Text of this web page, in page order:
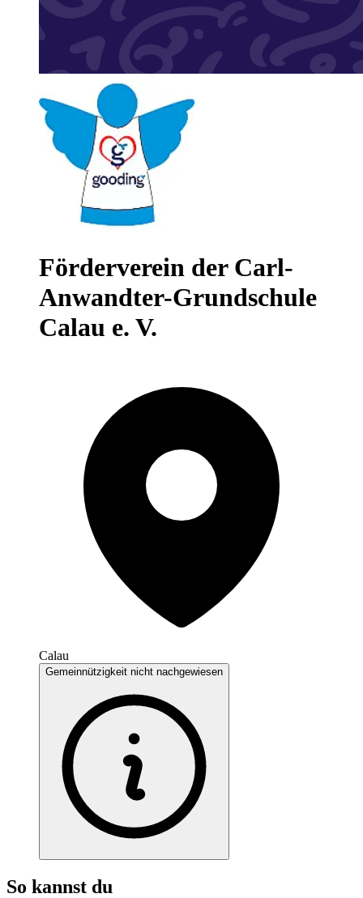
Förderverein der Carl-
Anwandter-Grundschule
Calau e. V.
Calau
Gemeinnützigkeit nicht nachgewiesen
So kannst du